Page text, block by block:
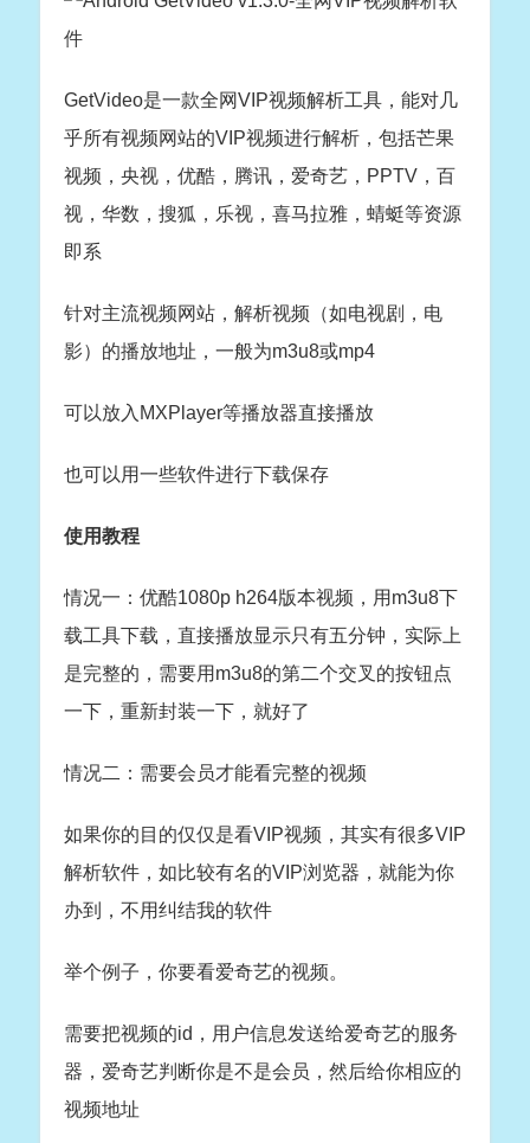
GetVideo是一款全网VIP视频解析工具，能对几
乎所有视频网站的VIP视频进行解析，包括芒果
视频，央视，优酷，腾讯，爱奇艺，PPTV，百
视，华数，搜狐，乐视，喜马拉雅，蜻蜓等资源
即系
针对主流视频网站，解析视频（如电视剧，电
影）的播放地址，一般为m3u8或mp4
可以放入MXPlayer等播放器直接播放
也可以用一些软件进行下载保存
使用教程
情况一：优酷1080p h264版本视频，用m3u8下
载工具下载，直接播放显示只有五分钟，实际上
是完整的，需要用m3u8的第二个交叉的按钮点
一下，重新封装一下，就好了
情况二：需要会员才能看完整的视频
如果你的目的仅仅是看VIP视频，其实有很多VIP
解析软件，如比较有名的VIP浏览器，就能为你
办到，不用纠结我的软件
举个例子，你要看爱奇艺的视频。
需要把视频的id，用户信息发送给爱奇艺的服务
器，爱奇艺判断你是不是会员，然后给你相应的
视频地址